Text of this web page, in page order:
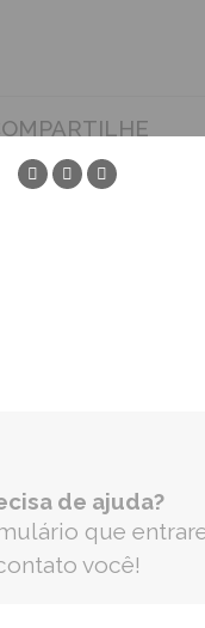
de ajuda?
que
você!